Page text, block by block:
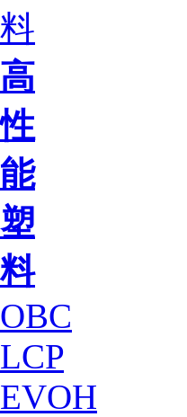
料
高
性
能
塑
料
OBC
LCP
EVOH